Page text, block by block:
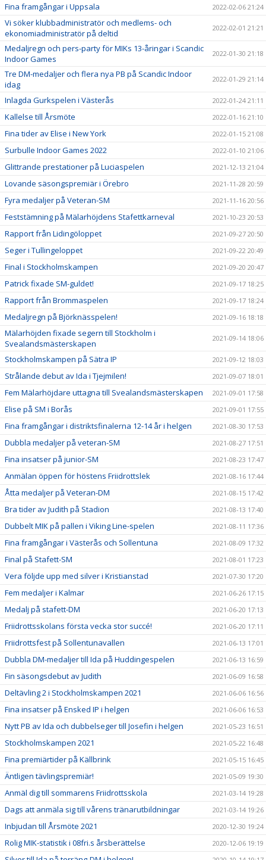
Fina framgångar i Uppsala 2022-02-06 21:24
Vi söker klubbadministratör och medlems- och
ekonomiadministratör på deltid
2022-02-01 21:21
Medaljregn och pers-party för MIKs 13-åringar i Scandic
Indoor Games
2022-01-30 21:18
Tre DM-medaljer och flera nya PB på Scandic Indoor
idag
2022-01-29 21:14
Inlagda Gurkspelen i Västerås 2022-01-24 21:11
Kallelse till Årsmöte 2022-01-16 21:10
Fina tider av Elise i New York 2022-01-15 21:08
Surbulle Indoor Games 2022 2022-01-10 21:06
Glittrande prestationer på Luciaspelen 2021-12-13 21:04
Lovande säsongspremiär i Örebro 2021-11-28 20:59
Fyra medaljer på Veteran-SM 2021-11-16 20:56
Feststämning på Mälarhöjdens Stafettkarneval 2021-10-23 20:53
Rapport från Lidingöloppet 2021-09-27 20:50
Seger i Tullingeloppet 2021-09-22 20:49
Final i Stockholmskampen 2021-09-20 20:47
Patrick fixade SM-guldet! 2021-09-17 18:25
Rapport från Brommaspelen 2021-09-17 18:24
Medaljregn på Björknässpelen! 2021-09-16 18:18
Mälarhöjden fixade segern till Stockholm i
Svealandsmästerskapen
2021-09-14 18:06
Stockholmskampen på Sätra IP 2021-09-12 18:03
Strålande debut av Ida i Tjejmilen! 2021-09-07 18:01
Fem Mälarhöjdare uttagna till Svealandsmästerskapen 2021-09-01 17:58
Elise på SM i Borås 2021-09-01 17:55
Fina framgångar i distriktsfinalerna 12-14 år i helgen 2021-08-30 17:53
Dubbla medaljer på veteran-SM 2021-08-27 17:51
Fina insatser på junior-SM 2021-08-23 17:47
Anmälan öppen för höstens Friidrottslek 2021-08-16 17:44
Åtta medaljer på Veteran-DM 2021-08-15 17:42
Bra tider av Judith på Stadion 2021-08-13 17:40
Dubbelt MIK på pallen i Viking Line-spelen 2021-08-11 17:36
Fina framgångar i Västerås och Sollentuna 2021-08-09 17:32
Final på Stafett-SM 2021-08-01 17:23
Vera följde upp med silver i Kristianstad 2021-07-30 17:20
Fem medaljer i Kalmar 2021-06-26 17:15
Medalj på stafett-DM 2021-06-20 17:13
Friidrottsskolans första vecka stor succé! 2021-06-20 17:11
Friidrottsfest på Sollentunavallen 2021-06-13 17:01
Dubbla DM-medaljer till Ida på Huddingespelen 2021-06-13 16:59
Fin säsongsdebut av Judith 2021-06-09 16:58
Deltävling 2 i Stockholmskampen 2021 2021-06-06 16:56
Fina insatser på Ensked IP i helgen 2021-06-06 16:53
Nytt PB av Ida och dubbelseger till Josefin i helgen 2021-05-23 16:51
Stockholmskampen 2021 2021-05-22 16:48
Fina premiärtider på Källbrink 2021-05-15 16:45
Äntligen tävlingspremiär! 2021-05-09 19:30
Anmäl dig till sommarens Friidrottsskola 2021-03-14 19:28
Dags att anmäla sig till vårens tränarutbildningar 2021-03-14 19:26
Inbjudan till Årsmöte 2021 2020-12-30 19:24
Rolig MIK-statistik i 08fri.s årsberättelse 2020-12-06 19:19